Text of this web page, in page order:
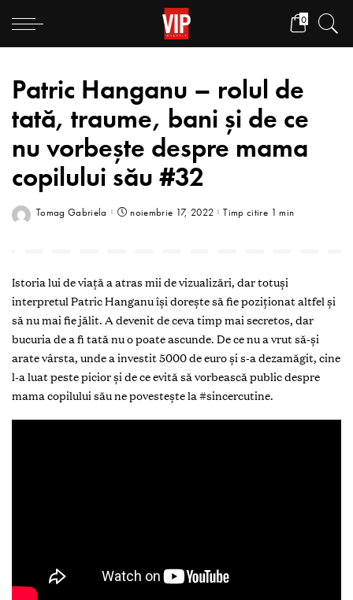
0
Patric Hanganu – rolul de
tată, traume, bani și de ce
nu vorbește despre mama
copilului său #32
Tomag Gabriela noiembrie 17, 2022 Timp citire 1 min
Istoria lui de viață a atras mii de vizualizări, dar totuși
interpretul Patric Hanganu își dorește să fie poziționat altfel și
să nu mai fie jălit. A devenit de ceva timp mai secretos, dar
bucuria de a fi tată nu o poate ascunde. De ce nu a vrut să-și
arate vârsta, unde a investit 5000 de euro și s-a dezamăgit, cine
l-a luat peste picior și de ce evită să vorbească public despre
mama copilului său ne povestește la #sincercutine.